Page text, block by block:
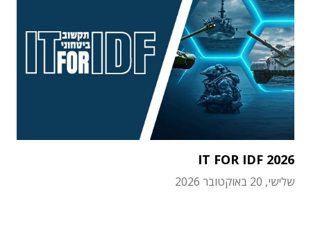
IT FOR IDF 2026
שלישי, 20 באוקטובר 2026